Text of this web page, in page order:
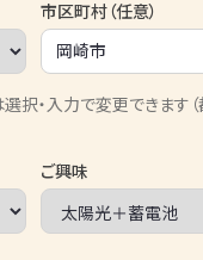
市区町村（任意）
択・入力で変更できます
ご興味